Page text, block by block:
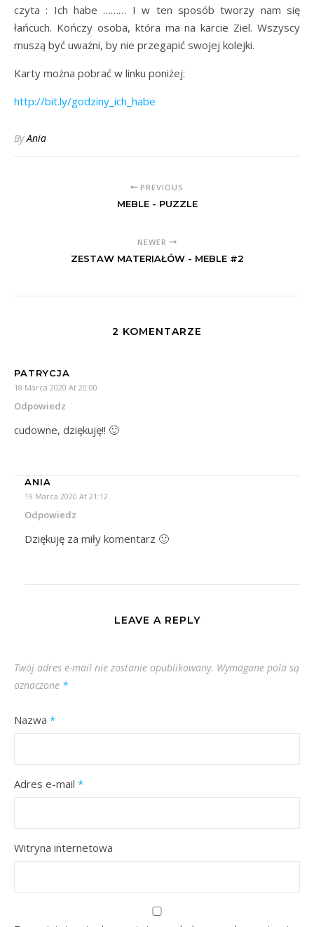
czyta : Ich habe ……… I w ten sposób tworzy nam się
łańcuch. Kończy osoba, która ma na karcie Ziel. Wszyscy
muszą być uważni, by nie przegapić swojej kolejki.
Karty można pobrać w linku poniżej:
http://bit.ly/godziny_ich_habe
ByAnia
PREVIOUS
MEBLE - PUZZLE
NEWER
ZESTAW MATERIAŁÓW - MEBLE #2
2 KOMENTARZE
PATRYCJA
18 Marca 2020 At 20:00
Odpowiedz
cudowne, dziękuję!! 🙂
ANIA
19 Marca 2020 At 21:12
Odpowiedz
Dziękuję za miły komentarz 🙂
LEAVE A REPLY
Twój adres e-mail nie zostanie opublikowany. Wymagane pola są
oznaczone *
Nazwa *
Adres e-mail *
Witryna internetowa